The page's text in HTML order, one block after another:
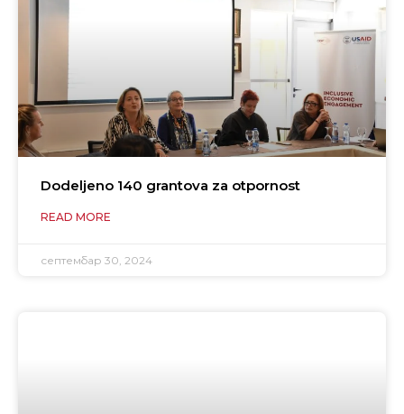
Dodeljeno 140 grantova za otpornost
READ MORE
септембар 30, 2024